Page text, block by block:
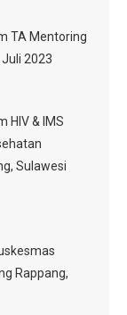
TA Mentoring
2023
HIV & IMS
Sulawesi
Rappang,